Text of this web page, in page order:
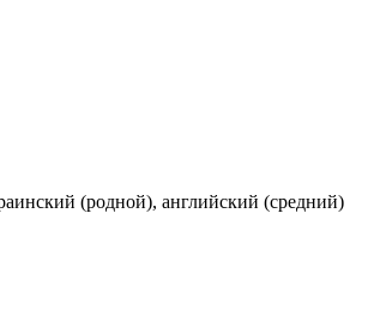
(родной), английский (средний)